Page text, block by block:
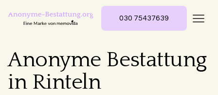
030 75437639
Anonyme Bestattung
in Rinteln